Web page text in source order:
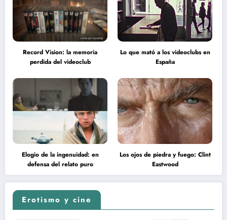
Record Vision: la memoria
perdida del videoclub
Lo que mató a los videoclubs en
España
Elogio de la ingenuidad: en
defensa del relato puro
Los ojos de piedra y fuego: Clint
Eastwood
Erotismo y cine